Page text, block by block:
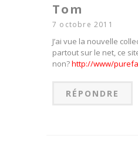
Tom
7 octobre 2011
J’ai vue la nouvelle
partout sur le net, ce
non?http://www/
RÉPONDRE